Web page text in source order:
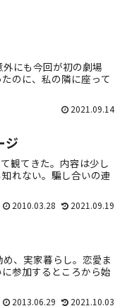
にも今回が初の劇場
のに、私の隣に座って
2021.09.14
ジ
観てきた。内容は少し
れない。騙し合いの連
2010.03.28 2021.09.19
実家暮らし。恋愛ま
参加するところから始
2013.06.29 2021.10.03